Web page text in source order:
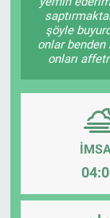
şöyle
onlar
onları